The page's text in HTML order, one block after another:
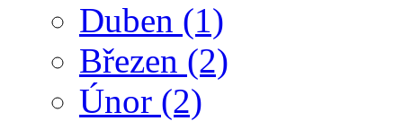
Duben (1)
Březen (2)
Únor (2)